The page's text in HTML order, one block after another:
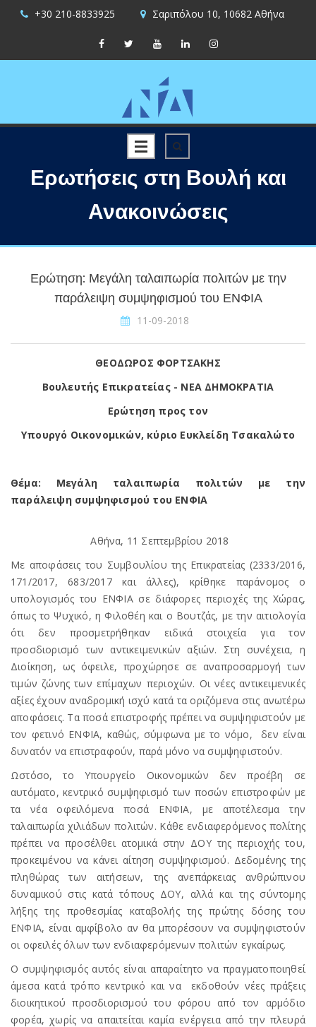
+30 210-8833925 Σαριπόλου 10, 10682 Αθήνα
Ερωτήσεις στη Βουλή και
Ανακοινώσεις
Ερώτηση: Μεγάλη ταλαιπωρία πολιτών με την
παράλειψη συμψηφισμού του ΕΝΦΙΑ
11-09-2018
ΘΕΟΔΩΡΟΣ ΦΟΡΤΣΑΚΗΣ
Βουλευτής Επικρατείας - ΝΕΑ ΔΗΜΟΚΡΑΤΙΑ
Ερώτηση προς τον
Υπουργό Οικονομικών, κύριο Ευκλείδη Τσακαλώτο
Θέμα: Μεγάλη ταλαιπωρία πολιτών με την
παράλειψη συμψηφισμού του ΕΝΦΙΑ
Αθήνα, 11 Σεπτεμβρίου 2018
Με αποφάσεις του Συμβουλίου της Επικρατείας (2333/2016,
171/2017, 683/2017 και άλλες), κρίθηκε παράνομος ο
υπολογισμός του ΕΝΦΙΑ σε διάφορες περιοχές της Χώρας,
όπως το Ψυχικό, η Φιλοθέη και ο Βουτζάς, με την αιτιολογία
ότι δεν προσμετρήθηκαν ειδικά στοιχεία για τον
προσδιορισμό των αντικειμενικών αξιών. Στη συνέχεια, η
Διοίκηση, ως όφειλε, προχώρησε σε αναπροσαρμογή των
τιμών ζώνης των επίμαχων περιοχών. Οι νέες αντικειμενικές
αξίες έχουν αναδρομική ισχύ κατά τα οριζόμενα στις ανωτέρω
αποφάσεις. Τα ποσά επιστροφής πρέπει να συμψηφιστούν με
τον φετινό ΕΝΦΙΑ, καθώς, σύμφωνα με το νόμο, δεν είναι
δυνατόν να επιστραφούν, παρά μόνο να συμψηφιστούν.
Ωστόσο, το Υπουργείο Οικονομικών δεν προέβη σε
αυτόματο, κεντρικό συμψηφισμό των ποσών επιστροφών με
τα νέα οφειλόμενα ποσά ΕΝΦΙΑ, με αποτέλεσμα την
ταλαιπωρία χιλιάδων πολιτών. Κάθε ενδιαφερόμενος πολίτης
πρέπει να προσέλθει ατομικά στην ΔΟΥ της περιοχής του,
προκειμένου να κάνει αίτηση συμψηφισμού. Δεδομένης της
πληθώρας των αιτήσεων, της ανεπάρκειας ανθρώπινου
δυναμικού στις κατά τόπους ΔΟΥ, αλλά και της σύντομης
λήξης της προθεσμίας καταβολής της πρώτης δόσης του
ΕΝΦΙΑ, είναι αμφίβολο αν θα μπορέσουν να συμψηφιστούν
οι οφειλές όλων των ενδιαφερόμενων πολιτών εγκαίρως.
Ο συμψηφισμός αυτός είναι απαραίτητο να πραγματοποιηθεί
άμεσα κατά τρόπο κεντρικό και να εκδοθούν νέες πράξεις
διοικητικού προσδιορισμού του φόρου από τον αρμόδιο
φορέα, χωρίς να απαιτείται καμία ενέργεια από την πλευρά